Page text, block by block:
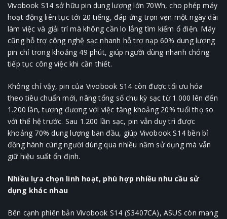
Vivobook S14 sở hữu pin dung lượng lớn 70Wh, cho phép máy
hoạt động liên tục tới 20 tiếng, đáp ứng trọn vẹn một ngày dài
làm việc và giải trí mà không cần lo lắng tìm kiếm ổ điện. Máy
cũng hỗ trợ công nghệ sạc nhanh hỗ trợ nạp 60% dung lượng
pin chỉ trong khoảng 49 phút, giúp người dùng nhanh chóng
tiếp tục công việc khi cần thiết.
Không chỉ vậy, pin của Vivobook S14 còn được tối ưu hóa
theo tiêu chuẩn mới, nâng tổng số chu kỳ sạc từ 1.000 lên đến
1.200 lần, tương đương với việc tăng khoảng 20% tuổi thọ so
với thế hệ trước. Sau 1.200 lần sạc, pin vẫn duy trì được
khoảng 70% dung lượng ban đầu, giúp Vivobook S14 bền bỉ
đồng hành cùng người dùng qua nhiều năm sử dụng mà vẫn
giữ hiệu suất ổn định.
Nhiều lựa chọn linh hoạt, phù hợp nhiều nhu cầu sử
dụng khác nhau
Bên cạnh phiên bản Vivobook S14 (S3407CA), ASUS còn mang